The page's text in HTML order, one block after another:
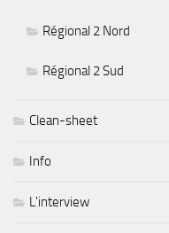
Régional 2 Nord
Régional 2 Sud
Clean-sheet
Info
L'interview